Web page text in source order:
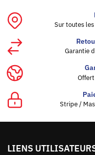
Sur toutes
Garantie
Stripe /
LIENS